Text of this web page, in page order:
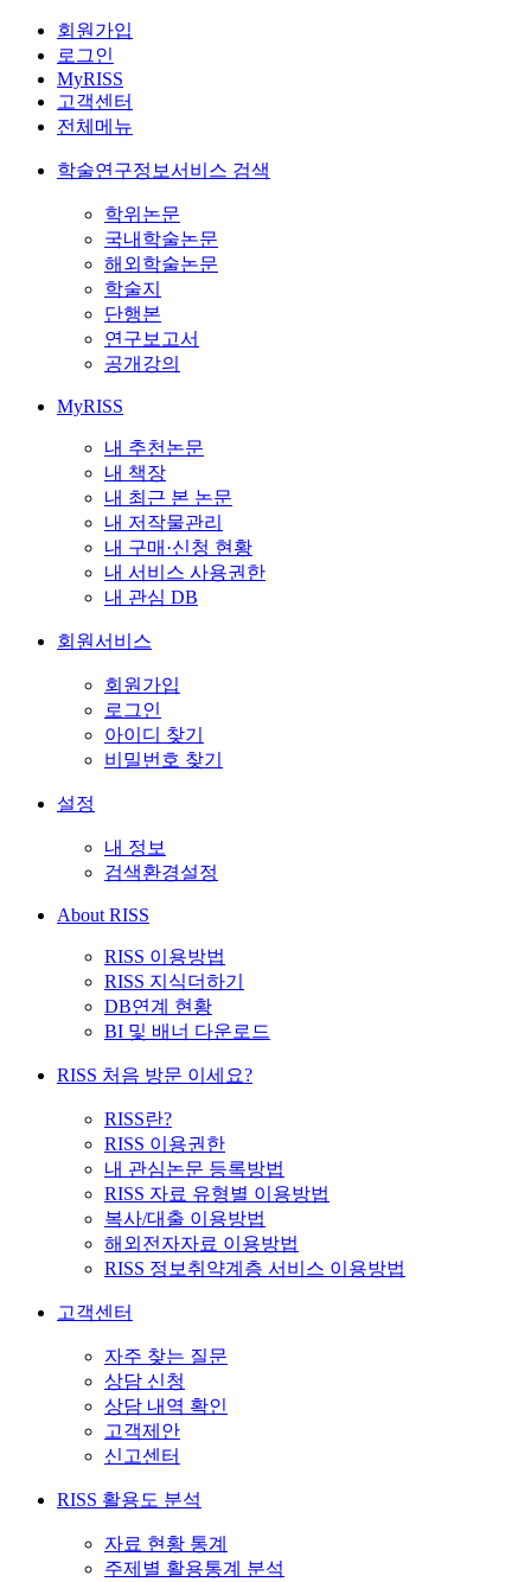
회원가입
로그인
MyRISS
고객센터
전체메뉴
학술연구정보서비스 검색
학위논문
국내학술논문
해외학술논문
학술지
단행본
연구보고서
공개강의
MyRISS
내 추천논문
내 책장
내 최근 본 논문
내 저작물관리
내 구매·신청 현황
내 서비스 사용권한
내 관심 DB
회원서비스
회원가입
로그인
아이디 찾기
비밀번호 찾기
설정
내 정보
검색환경설정
About RISS
RISS 이용방법
RISS 지식더하기
DB연계 현황
BI 및 배너 다운로드
RISS 처음 방문 이세요?
RISS란?
RISS 이용권한
내 관심논문 등록방법
RISS 자료 유형별 이용방법
복사/대출 이용방법
해외전자자료 이용방법
RISS 정보취약계층 서비스 이용방법
고객센터
자주 찾는 질문
상담 신청
상담 내역 확인
고객제안
신고센터
RISS 활용도 분석
자료 현황 통계
주제별 활용통계 분석